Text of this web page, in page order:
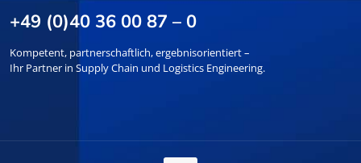
+49 (0)40 36 00 87 – 0
Kompetent, partnerschaftlich, ergebnisorientiert –
Ihr Partner in Supply Chain und Logistics Engineering.